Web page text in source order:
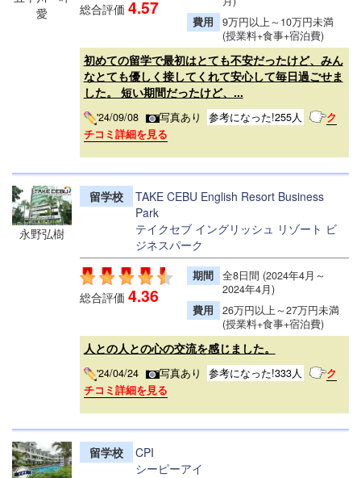
愛
総合評価 4.57
費用
9万円以上～10万円未満
(授業料+食事+宿泊費)
初めての留学で最初はとても不安だったけど、みん
なとても優しく接してくれて安心して毎日過ごせま
した。 短い期間だったけど、...
'24/09/08 写真あり 参考になった!255人
ク
チコミ詳細を見る
永野弘樹
留学校
TAKE CEBU English Resort Business
Park
テイクセブ イングリッシュ リゾート ビ
ジネスパーク
総合評価 4.36
期間
全8日間 (2024年4月～
2024年4月)
費用
26万円以上～27万円未満
(授業料+食事+宿泊費)
人との人との心の交流を感じました。
'24/04/24 写真あり 参考になった!333人
ク
チコミ詳細を見る
留学校
CPI
シーピーアイ